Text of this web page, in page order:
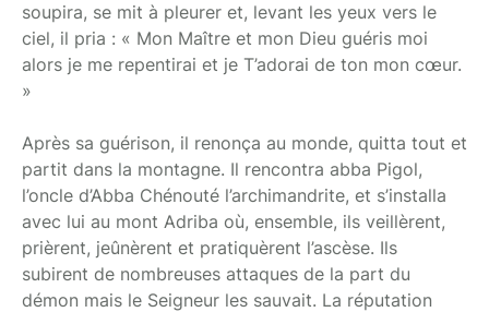
soupira, se mit à pleurer et, levant les yeux vers le
ciel, il pria : « Mon Maître et mon Dieu guéris moi
alors je me repentirai et je T’adorai de ton mon cœur.
»
Après sa guérison, il renonça au monde, quitta tout et
partit dans la montagne. Il rencontra abba Pigol,
l’oncle d’Abba Chénouté l’archimandrite, et s’installa
avec lui au mont Adriba où, ensemble, ils veillèrent,
prièrent, jeûnèrent et pratiquèrent l’ascèse. Ils
subirent de nombreuses attaques de la part du
démon mais le Seigneur les sauvait. La réputation